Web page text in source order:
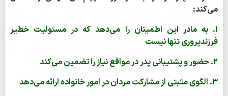
می‌کند:
۱. به مادر این اطمینان را می‌دهد که در مسئولیت خطیر
فرزندپروری تنها نیست
۲. حضور و پشتیبانی پدر در مواقع نیاز را تضمین می‌کند
۳. الگوی مثبتی از مشارکت مردان در امور خانواده ارائه می‌دهد